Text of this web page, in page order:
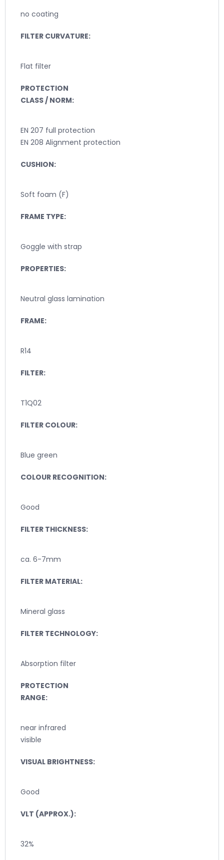
no coating
FILTER CURVATURE:
Flat filter
PROTECTION
CLASS / NORM:
EN 207 full protection
EN 208 Alignment protection
CUSHION:
Soft foam (F)
FRAME TYPE:
Goggle with strap
PROPERTIES:
Neutral glass lamination
FRAME:
R14
FILTER:
T1Q02
FILTER COLOUR:
Blue green
COLOUR RECOGNITION:
Good
FILTER THICKNESS:
ca. 6-7mm
FILTER MATERIAL:
Mineral glass
FILTER TECHNOLOGY:
Absorption filter
PROTECTION
RANGE:
near infrared
visible
VISUAL BRIGHTNESS:
Good
VLT (APPROX.):
32%